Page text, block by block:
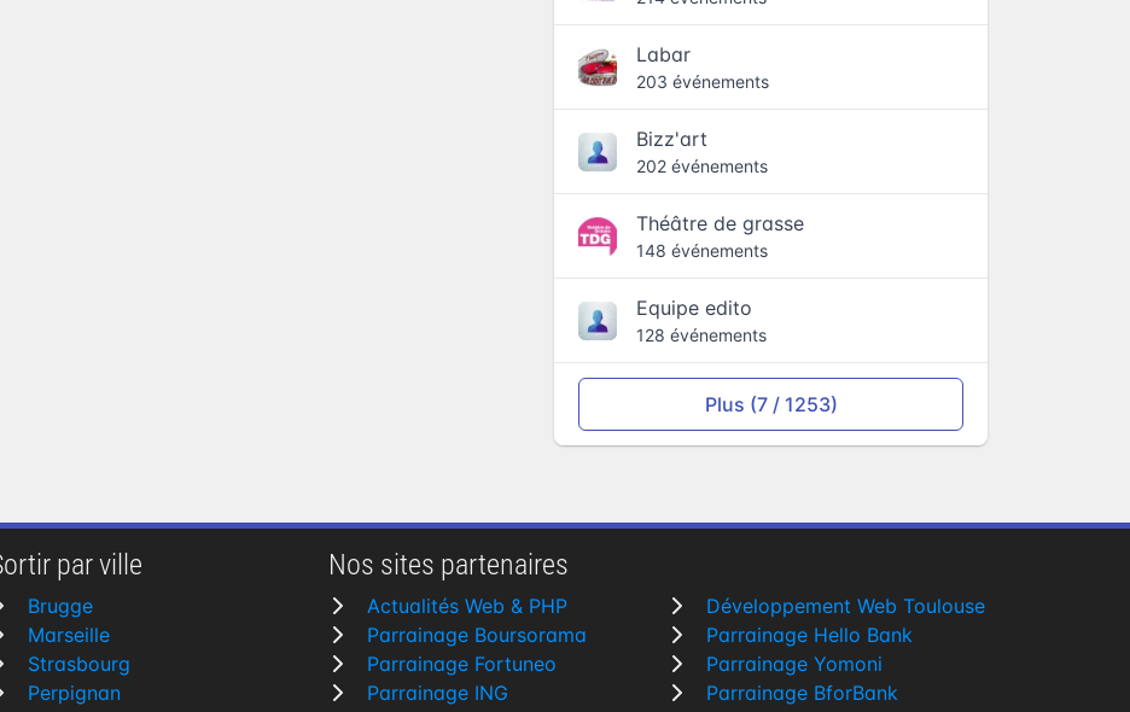
Labar
203 événements
Bizz'art
202 événements
Théâtre de grasse
148 événements
Equipe edito
128 événements
Plus (7 / 1253)
par ville
Brugge
Marseille
Strasbourg
Perpignan
Nos sites partenaires
Actualités Web & PHP
Parrainage Boursorama
Parrainage Fortuneo
Parrainage ING
Développement Web Toulouse
Parrainage Hello Bank
Parrainage Yomoni
Parrainage BforBank